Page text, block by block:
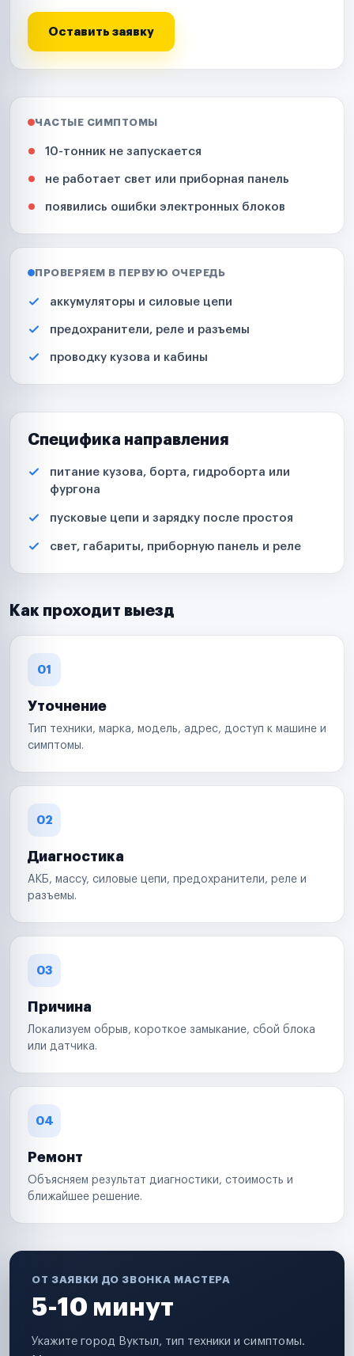
Оставить заявку
ЧАСТЫЕ СИМПТОМЫ
10-тонник не запускается
не работает свет или приборная панель
появились ошибки электронных блоков
ПРОВЕРЯЕМ В ПЕРВУЮ ОЧЕРЕДЬ
аккумуляторы и силовые цепи
предохранители, реле и разъемы
проводку кузова и кабины
Специфика направления
питание кузова, борта, гидроборта или
фургона
пусковые цепи и зарядку после простоя
свет, габариты, приборную панель и реле
Как проходит выезд
01
Уточнение
Тип техники, марка, модель, адрес, доступ к машине и
симптомы.
02
Диагностика
АКБ, массу, силовые цепи, предохранители, реле и
разъемы.
03
Причина
Локализуем обрыв, короткое замыкание, сбой блока
или датчика.
04
Ремонт
Объясняем результат диагностики, стоимость и
ближайшее решение.
ОТ ЗАЯВКИ ДО ЗВОНКА МАСТЕРА
5-10 минут
Укажите город Вуктыл, тип техники и симптомы.